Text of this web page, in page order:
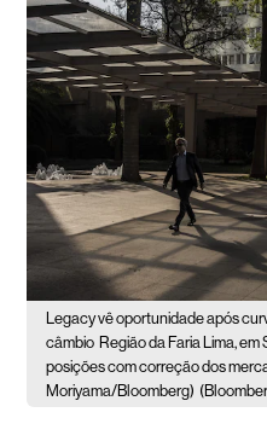
Legacy vê oportunidade após
câmbio Região da Faria Lima,
posições com correção dos
Moriyama/Bloomberg)